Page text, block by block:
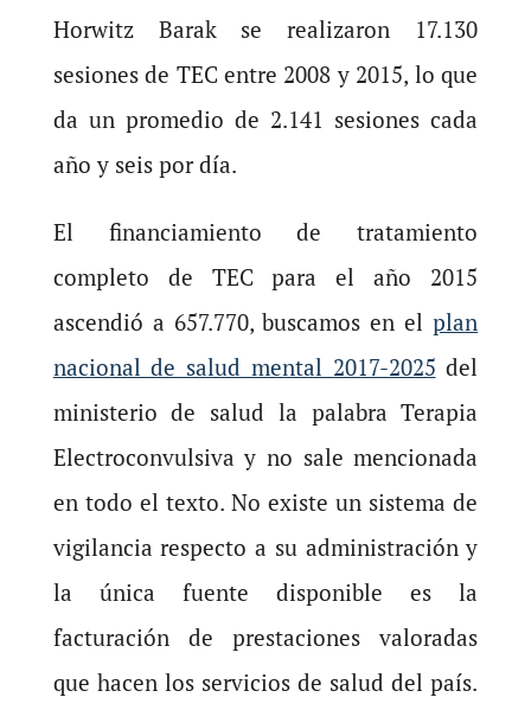
Horwitz Barak se realizaron 17.130
sesiones de TEC entre 2008 y 2015, lo que
da un promedio de 2.141 sesiones cada
año y seis por día.
El financiamiento de tratamiento
completo de TEC para el año 2015
ascendió a 657.770, buscamos en elplan
nacional de salud mental 2017-2025 del
ministerio de salud la palabra Terapia
Electroconvulsiva y no sale mencionada
en todo el texto. No existe un sistema de
vigilancia respecto a su administración y
la única fuente disponible es la
facturación de prestaciones valoradas
que hacen los servicios de salud del país.